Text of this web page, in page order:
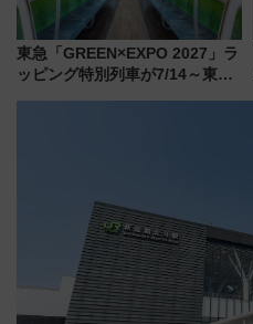
東急「GREEN×EXPO 2027」ラ
ッピング特別列車が7/14～東